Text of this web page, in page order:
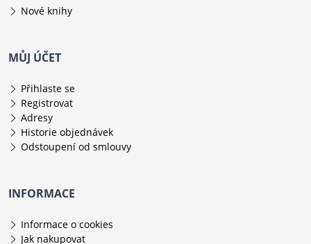
Nové knihy
MŮJ ÚČET
Přihlaste se
Registrovat
Adresy
Historie objednávek
Odstoupení od smlouvy
INFORMACE
Informace o cookies
Jak nakupovat